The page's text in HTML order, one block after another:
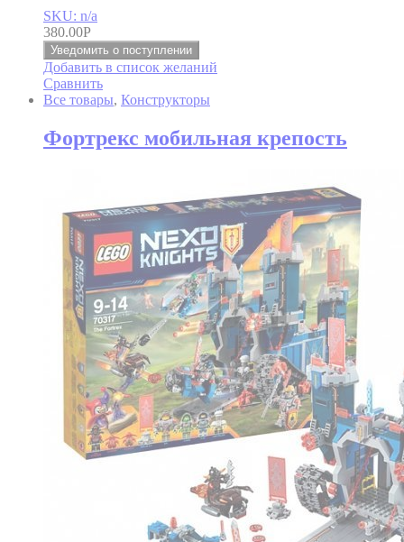
SKU: n/a
380.00Р
Уведомить о поступлении
Добавить в список желаний
Сравнить
Все товары, Конструкторы
Фортрекс мобильная крепость